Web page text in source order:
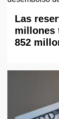
Las
millones
852